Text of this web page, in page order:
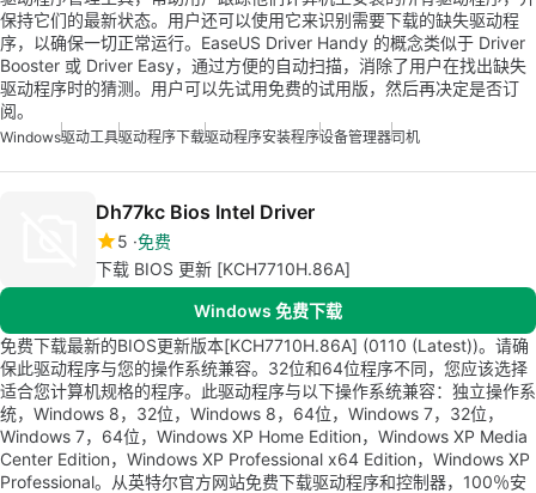
保持它们的最新状态。用户还可以使用它来识别需要下载的缺失驱动程
序，以确保一切正常运行。EaseUS Driver Handy 的概念类似于 Driver
Booster 或 Driver Easy，通过方便的自动扫描，消除了用户在找出缺失
驱动程序时的猜测。用户可以先试用免费的试用版，然后再决定是否订
阅。
Windows驱动工具驱动程序下载驱动程序安装程序设备管理器司机
Dh77kc Bios Intel Driver
5 免费
下载 BIOS 更新 [KCH7710H.86A]
Windows 免费下载
免费下载最新的BIOS更新版本[KCH7710H.86A] (0110 (Latest))。请确
保此驱动程序与您的操作系统兼容。32位和64位程序不同，您应该选择
适合您计算机规格的程序。此驱动程序与以下操作系统兼容：独立操作系
统，Windows 8，32位，Windows 8，64位，Windows 7，32位，
Windows 7，64位，Windows XP Home Edition，Windows XP Media
Center Edition，Windows XP Professional x64 Edition，Windows XP
Professional。从英特尔官方网站免费下载驱动程序和控制器，100％安